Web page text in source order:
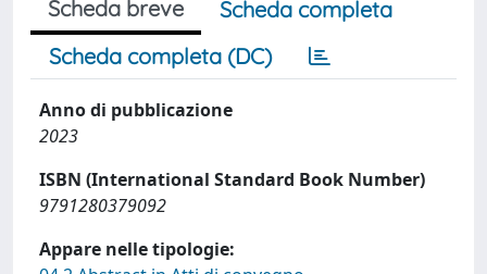
Scheda breve
Scheda completa
Scheda completa (DC)
Anno di pubblicazione
2023
ISBN (International Standard Book Number)
9791280379092
Appare nelle tipologie: